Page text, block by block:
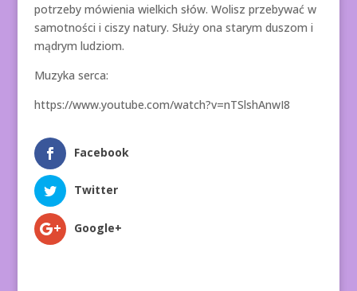
potrzeby mówienia wielkich słów. Wolisz przebywać w
samotności i ciszy natury. Służy ona starym duszom i
mądrym ludziom.
Muzyka serca:
https://www.youtube.com/watch?v=nTSlshAnwI8
Facebook
Twitter
Google+